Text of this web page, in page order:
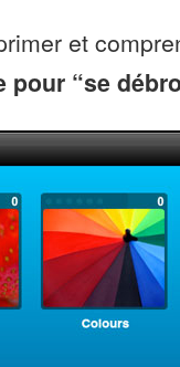
et
pour “se